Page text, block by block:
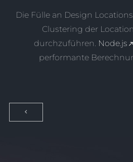
Die Fülle an Design
Clustering der
durchzuführen. Node.js
performante